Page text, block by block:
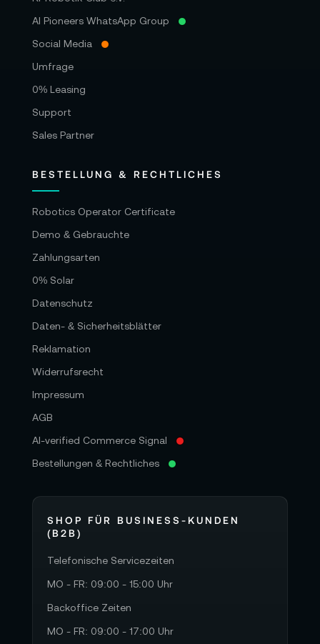
AI Pioneers WhatsApp Group
Social Media
Umfrage
0% Leasing
Support
Sales Partner
BESTELLUNG & RECHTLICHES
Robotics Operator Certificate
Demo & Gebrauchte
Zahlungsarten
0% Solar
Datenschutz
Daten- & Sicherheitsblätter
Reklamation
Widerrufsrecht
Impressum
AGB
AI-verified Commerce Signal
Bestellungen & Rechtliches
SHOP FÜR BUSINESS-KUNDEN
(B2B)
Telefonische Servicezeiten
MO - FR: 09:00 - 15:00 Uhr
Backoffice Zeiten
MO - FR: 09:00 - 17:00 Uhr